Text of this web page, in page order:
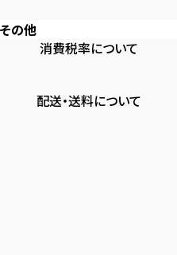
その他
消費税率について
配送・送料について